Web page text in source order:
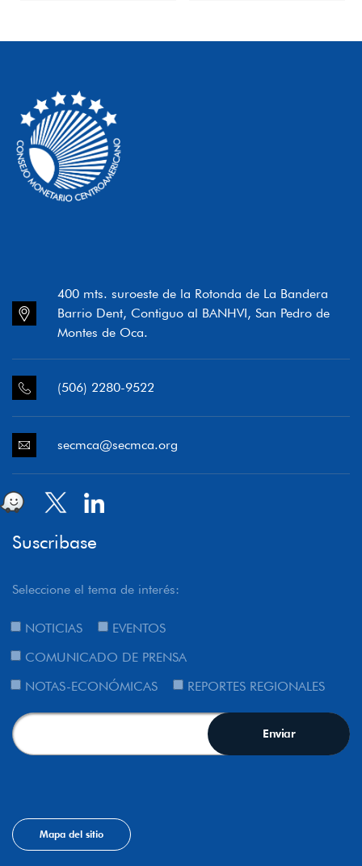
400 mts. suroeste de la Rotonda de La Bandera
Barrio Dent, Contiguo al BANHVI, San Pedro de
Montes de Oca.
(506) 2280-9522
secmca@secmca.org
Suscribase
Seleccione el tema de interés:
NOTICIAS
EVENTOS
COMUNICADO DE PRENSA
NOTAS-ECONÓMICAS
REPORTES REGIONALES
Mapa del sitio